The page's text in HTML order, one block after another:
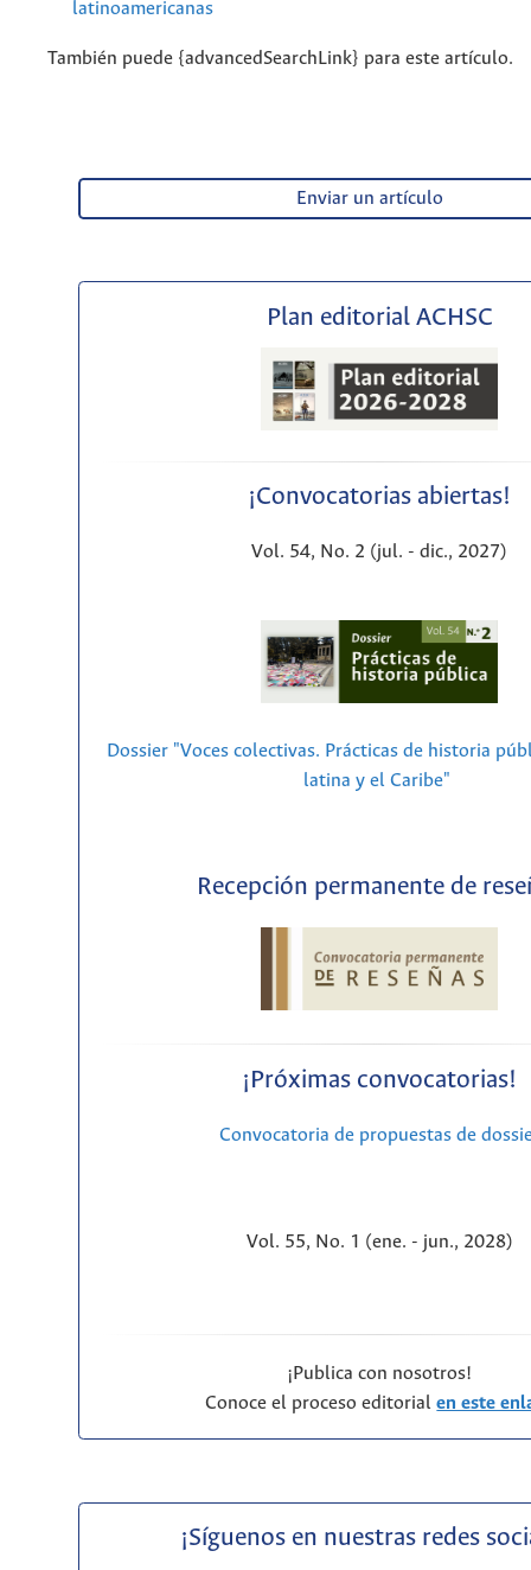
latinoamericanas
También puede {advancedSearchLink} para este artículo.
Enviar un artículo
Plan editorial ACHSC
¡Convocatorias abiertas!
Vol. 54, No. 2 (jul. - dic., 2027)
Dossier "Voces colectivas. Prácticas de historia
latina y el Caribe"
Recepción permanente de
¡Próximas convocatorias!
Convocatoria de propuestas de
Vol. 55, No. 1 (ene. - jun., 2028)
¡Publica con nosotros!
Conoce el proceso editorialen este
¡Síguenos en nuestras redes